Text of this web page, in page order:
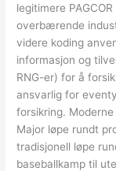
legitimere
overbærende
videre koding
informasjon og
RNG-er) for å
ansvarlig for
forsikring.
Major løpe rundt
tradisjonell løpe
baseballkamp til